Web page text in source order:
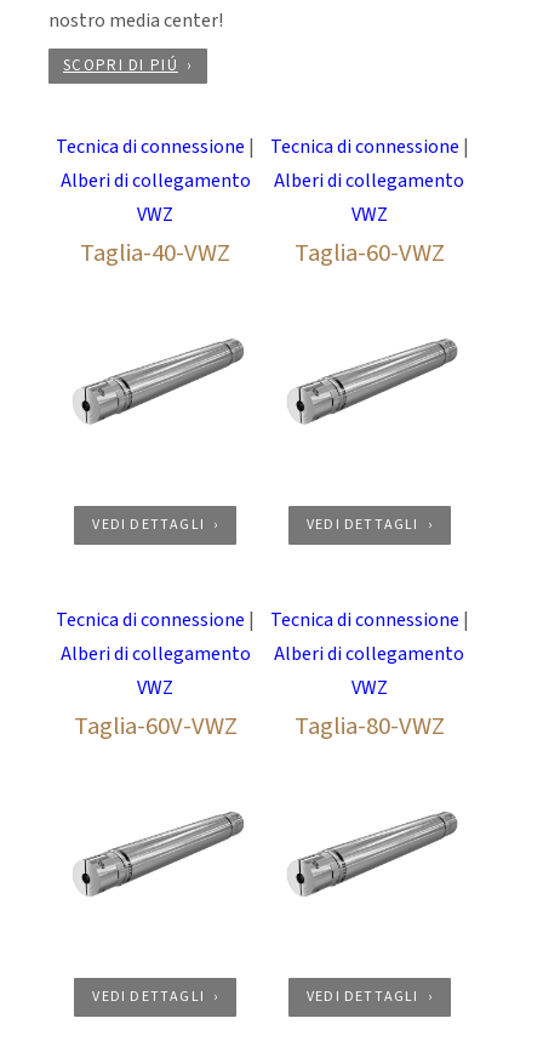
nostro media center!
SCOPRI DI PIÚ
Tecnica di connessione |
Alberi di collegamento
VWZ
Taglia-40-VWZ
VEDI DETTAGLI
Tecnica di connessione |
Alberi di collegamento
VWZ
Taglia-60-VWZ
VEDI DETTAGLI
Tecnica di connessione |
Alberi di collegamento
VWZ
Taglia-60V-VWZ
VEDI DETTAGLI
Tecnica di connessione |
Alberi di collegamento
VWZ
Taglia-80-VWZ
VEDI DETTAGLI